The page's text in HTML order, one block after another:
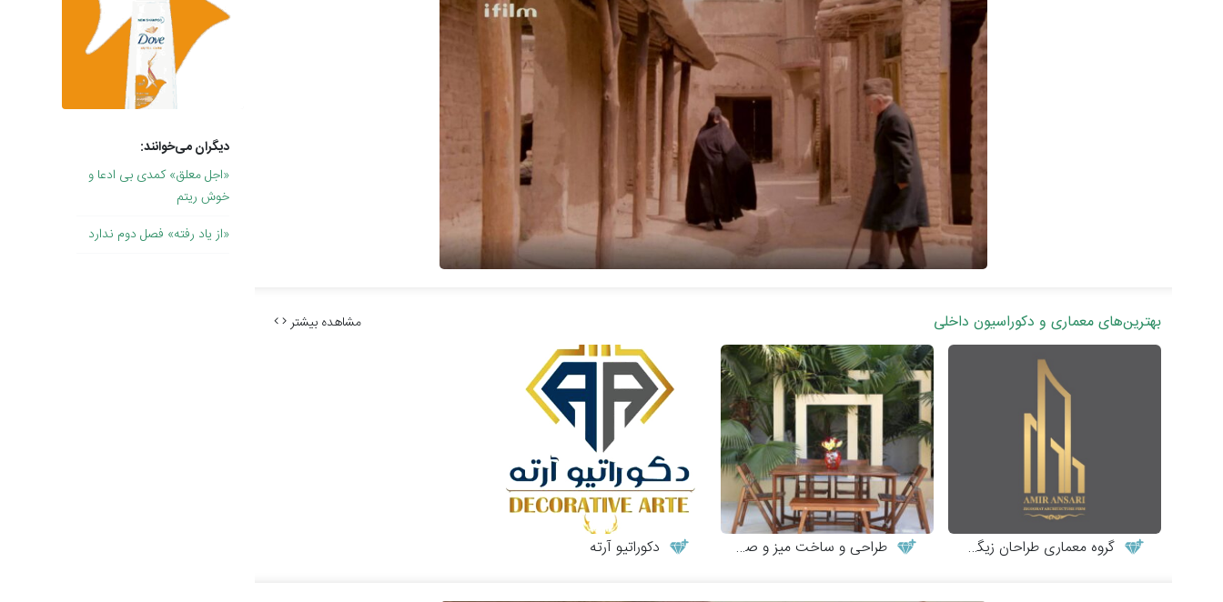
بهترین‌های معماری و دکوراسیون داخلی مشاهده بیشتر
گروه معماری طراحان زیگورات طراحی و ساخت میز و صندلی چوبی دکوراتیو آرته
دیگران می‌خوانند:
«اجل معلق» کمدی بی ادعا و
خوش ریتم
«از یاد رفته» فصل دوم ندارد